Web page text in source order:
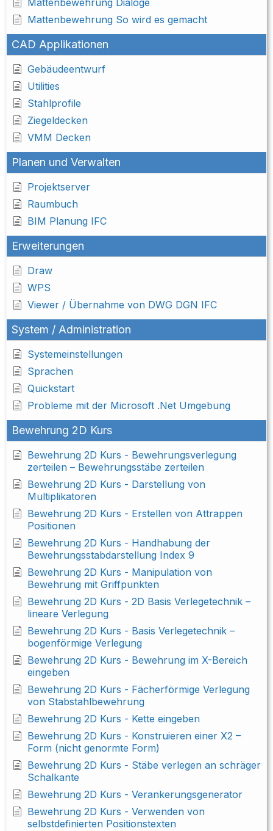
Mattenbewehrung Dialoge
Mattenbewehrung So wird es gemacht
CAD Applikationen
Gebäudeentwurf
Utilities
Stahlprofile
Ziegeldecken
VMM Decken
Planen und Verwalten
Projektserver
Raumbuch
BIM Planung IFC
Erweiterungen
Draw
WPS
Viewer / Übernahme von DWG DGN IFC
System / Administration
Systemeinstellungen
Sprachen
Quickstart
Probleme mit der Microsoft .Net Umgebung
Bewehrung 2D Kurs
Bewehrung 2D Kurs - Bewehrungsverlegung
zerteilen – Bewehrungsstäbe zerteilen
Bewehrung 2D Kurs - Darstellung von
Multiplikatoren
Bewehrung 2D Kurs - Erstellen von Attrappen
Positionen
Bewehrung 2D Kurs - Handhabung der
Bewehrungsstabdarstellung Index 9
Bewehrung 2D Kurs - Manipulation von
Bewehrung mit Griffpunkten
Bewehrung 2D Kurs - 2D Basis Verlegetechnik –
lineare Verlegung
Bewehrung 2D Kurs - Basis Verlegetechnik –
bogenförmige Verlegung
Bewehrung 2D Kurs - Bewehrung im X-Bereich
eingeben
Bewehrung 2D Kurs - Fächerförmige Verlegung
von Stabstahlbewehrung
Bewehrung 2D Kurs - Kette eingeben
Bewehrung 2D Kurs - Konstruieren einer X2 –
Form (nicht genormte Form)
Bewehrung 2D Kurs - Stäbe verlegen an schräger
Schalkante
Bewehrung 2D Kurs - Verankerungsgenerator
Bewehrung 2D Kurs - Verwenden von
selbstdefinierten Positionstexten